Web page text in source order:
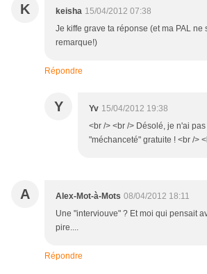
K keisha 15/04/2012 07:38
Je kiffe grave ta réponse (et ma PAL ne
remarque!)
Répondre
Y Yv 15/04/2012 19:38
<br /> <br /> Désolé, je n'ai
"méchanceté" gratuite ! <br />
A Alex-Mot-à-Mots 08/04/2012 18:11
Une "interviouve" ? Et moi qui pensait
pire....
Répondre